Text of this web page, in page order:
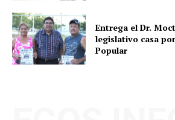
Entrega el Dr.
legislativo casa
Popular